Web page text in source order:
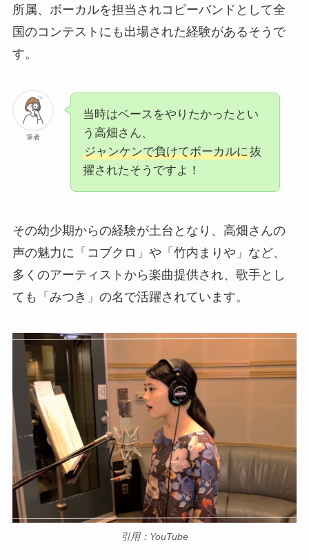
所属、ボーカルを担当されコピーバンドとして全
国のコンテストにも出場された経験があるそうで
す。
筆者
当時はベースをやりたかったとい
う高畑さん、
ジャンケンで負けてボーカルに抜
擢されたそうですよ！
その幼少期からの経験が土台となり、高畑さんの
声の魅力に「コブクロ」や「竹内まりや」など、
多くのアーティストから楽曲提供され、歌手とし
ても「みつき」の名で活躍されています。
引用：YouTube